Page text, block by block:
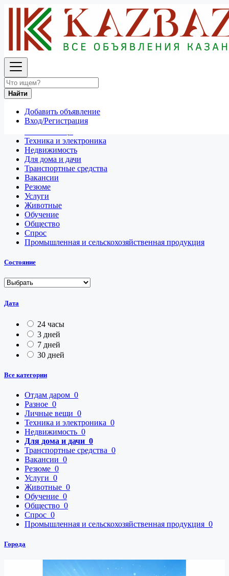
Найти
Добавить объявление
Вход/Регистрация
Для дома и дачи
Посуда и товары для кухни
Все объявления в 50 км around Иркутск
Отдам даром
Разное
Техника и электроника
Недвижимость
Для дома и дачи
Транспортные средства
Вакансии
Резюме
Услуги
Животные
Обучение
Общество
Спрос
Промышленная и сельскохозяйственная продукция
Состояние
Дата
24 часы
3 дней
7 дней
30 дней
Все категории
Отдам даром 0
Разное 0
Личные вещи 0
Техника и электроника 0
Недвижимость 0
Для дома и дачи 0
Транспортные средства 0
Вакансии 0
Резюме 0
Услуги 0
Животные 0
Обучение 0
Общество 0
Спрос 0
Промышленная и сельскохозяйственная продукция 0
Города